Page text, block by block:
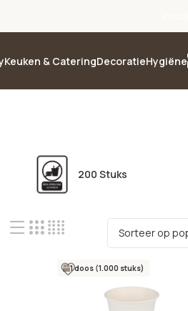
Keuken & CateringDecoratieHygiëne
200 Stuks
1 doos (1.000 stuks)